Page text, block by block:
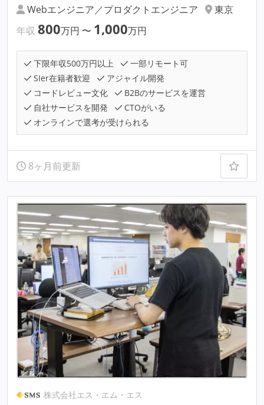
Webエンジニア／プロダクトエンジニア
東京
年収 800万円 〜 1,000万円
下限年収500万円以上
一部リモート可
SIer在籍者歓迎
アジャイル開発
コードレビュー文化
B2Bのサービスを運営
自社サービスを開発
CTOがいる
オンラインで選考が受けられる
8ヶ月前更新
株式会社エス・エム・エス